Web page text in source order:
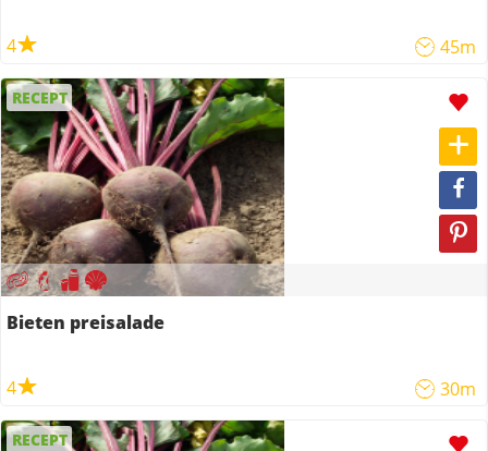
4 45m
RECEPT
Bieten preisalade
4 30m
RECEPT